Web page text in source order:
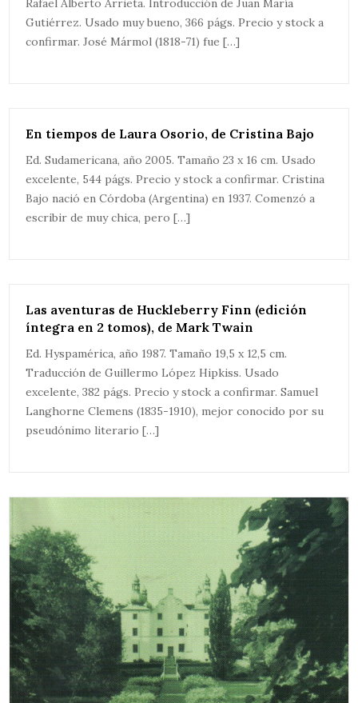
Rafael Alberto Arrieta. Introducción de Juan María
Gutiérrez. Usado muy bueno, 366 págs. Precio y stock a
confirmar. José Mármol (1818-71) fue […]
En tiempos de Laura Osorio, de Cristina Bajo
Ed. Sudamericana, año 2005. Tamaño 23 x 16 cm. Usado
excelente, 544 págs. Precio y stock a confirmar. Cristina
Bajo nació en Córdoba (Argentina) en 1937. Comenzó a
escribir de muy chica, pero […]
Las aventuras de Huckleberry Finn (edición
íntegra en 2 tomos), de Mark Twain
Ed. Hyspamérica, año 1987. Tamaño 19,5 x 12,5 cm.
Traducción de Guillermo López Hipkiss. Usado
excelente, 382 págs. Precio y stock a confirmar. Samuel
Langhorne Clemens (1835-1910), mejor conocido por su
pseudónimo literario […]